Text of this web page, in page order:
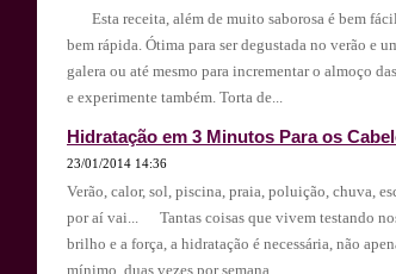
Esta receita, além de muito saborosa é bem
bem rápida. Ótima para ser degustada no verão e
galera ou até mesmo para incrementar o almoço
e experimente também. Torta de...
Hidratação em 3 Minutos Para os
23/01/2014 14:36
Verão, calor, sol, piscina, praia, poluição, chuva,
por aí vai... Tantas coisas que vivem testando
brilho e a força, a hidratação é necessária, não
mínimo, duas vezes por semana....